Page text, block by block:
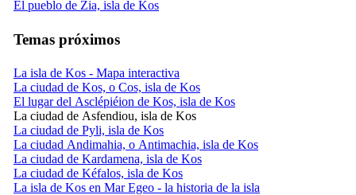
El pueblo de Zia, isla de Kos
Temas próximos
La isla de Kos - Mapa interactiva
La ciudad de Kos, o Cos, isla de Kos
El lugar del Asclépiéion de Kos, isla de Kos
La ciudad de Asfendiou, isla de Kos
La ciudad de Pyli, isla de Kos
La ciudad Andimahia, o Antimachia, isla de Kos
La ciudad de Kardamena, isla de Kos
La ciudad de Kéfalos, isla de Kos
La isla de Kos en Mar Egeo - la historia de la isla